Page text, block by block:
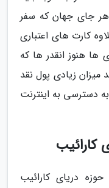
هر جای جهان که سفر
کارت های اعتباری
ها هنوز انقدر ها که
میزان زیادی پول نقد
دسترسی به اینترنت
کارائیب
دریای کارائیب